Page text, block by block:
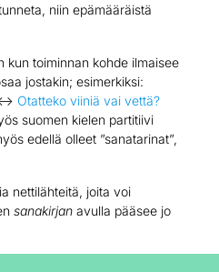
niin epämääräistä
kun toiminnan kohde ilmaisee
jostakin; esimerkiksi:
Otatteko viiniä vai vettä?
suomen kielen partitiivi
edellä olleet ”sanatarinat”,
nettilähteitä, joita voi
sanakirjan avulla pääsee jo